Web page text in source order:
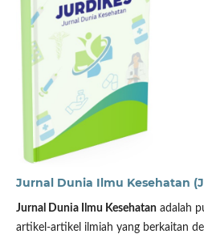
Jurnal Dunia Ilmu Kesehatan
Jurnal Dunia Ilmu Kesehatanadalah
artikel-artikel ilmiah yang berkaitan